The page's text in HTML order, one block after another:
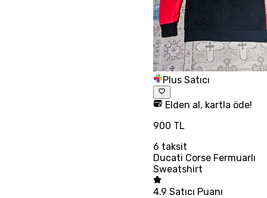
Plus Satıcı
Elden al, kartla öde!
900 TL
6 taksit
Ducati Corse Fermuarlı
Sweatshirt
4.9 Satıcı Puanı